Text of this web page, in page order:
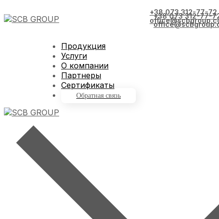
+38 073 312-77-
Продукция
Услуги
О компании
Партнеры
Сертификаты
Обратная связь
+38 073 312-77-72